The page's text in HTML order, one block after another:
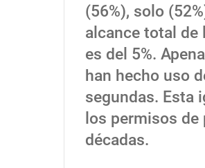
(56%), solo
alcance total de
es del 5%.
han hecho uso
segundas. Esta
los permisos
décadas.